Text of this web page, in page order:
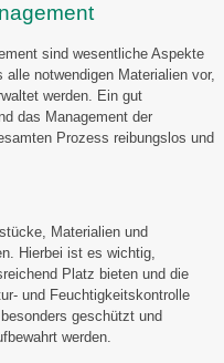
sind wesentliche Aspekte
notwendigen Materialien vor,
werden. Ein gut
das Management der
Prozess reibungslos und
Materialien und
Hierbei ist es wichtig,
Platz bieten und die
und Feuchtigkeitskontrolle
geschützt und
werden.